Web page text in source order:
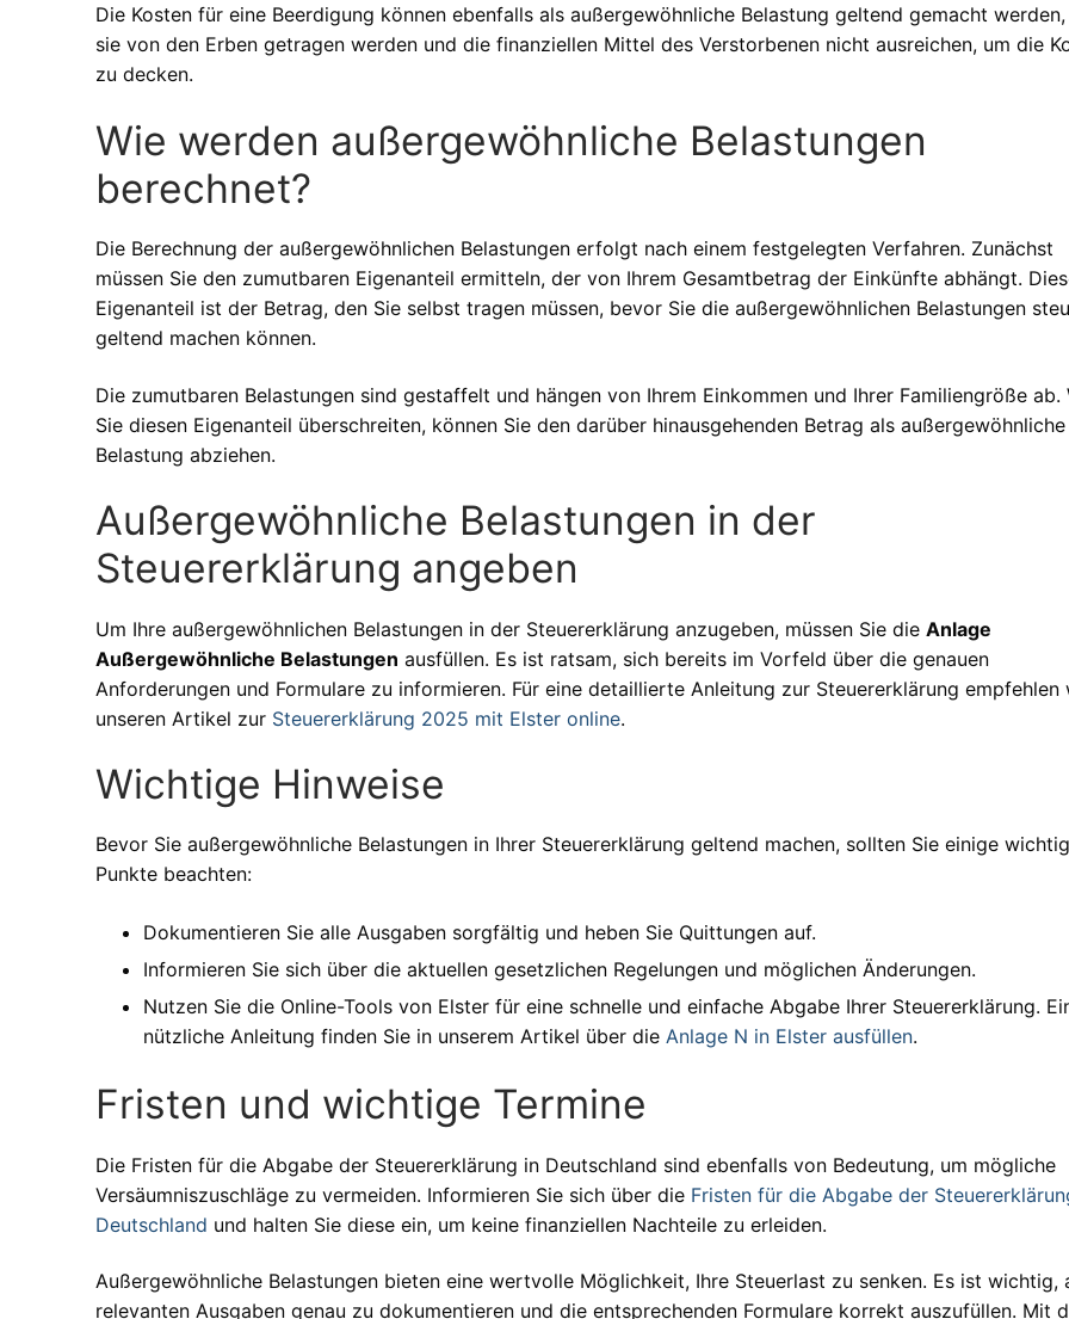
Die Kosten für eine Beerdigung können ebenfalls als außergewöhnliche Belastung geltend gemacht
sie von den Erben getragen werden und die finanziellen Mittel des Verstorbenen nicht ausreichen, um die
zu decken.
Wie werden außergewöhnliche Belastungen
berechnet?
Die Berechnung der außergewöhnlichen Belastungen erfolgt nach einem festgelegten Verfahren. Zunächst
müssen Sie den zumutbaren Eigenanteil ermitteln, der von Ihrem Gesamtbetrag der Einkünfte abhängt.
Eigenanteil ist der Betrag, den Sie selbst tragen müssen, bevor Sie die außergewöhnlichen Belastungen
geltend machen können.
Die zumutbaren Belastungen sind gestaffelt und hängen von Ihrem Einkommen und Ihrer Familiengröße ab.
Sie diesen Eigenanteil überschreiten, können Sie den darüber hinausgehenden Betrag als außergewöhnliche
Belastung abziehen.
Außergewöhnliche Belastungen in der
Steuererklärung angeben
Um Ihre außergewöhnlichen Belastungen in der Steuererklärung anzugeben, müssen Sie die Anlage
Außergewöhnliche Belastungen ausfüllen. Es ist ratsam, sich bereits im Vorfeld über die genauen
Anforderungen und Formulare zu informieren. Für eine detaillierte Anleitung zur Steuererklärung empfehlen
unseren Artikel zur Steuererklärung 2025 mit Elster online.
Wichtige Hinweise
Bevor Sie außergewöhnliche Belastungen in Ihrer Steuererklärung geltend machen, sollten Sie einige
Punkte beachten:
Dokumentieren Sie alle Ausgaben sorgfältig und heben Sie Quittungen auf.
Informieren Sie sich über die aktuellen gesetzlichen Regelungen und möglichen Änderungen.
Nutzen Sie die Online-Tools von Elster für eine schnelle und einfache Abgabe Ihrer Steuererklärung.
nützliche Anleitung finden Sie in unserem Artikel über die Anlage N in Elster ausfüllen.
Fristen und wichtige Termine
Die Fristen für die Abgabe der Steuererklärung in Deutschland sind ebenfalls von Bedeutung, um mögliche
Versäumniszuschläge zu vermeiden. Informieren Sie sich über die Fristen für die Abgabe der
Deutschland und halten Sie diese ein, um keine finanziellen Nachteile zu erleiden.
Außergewöhnliche Belastungen bieten eine wertvolle Möglichkeit, Ihre Steuerlast zu senken. Es ist wichtig,
relevanten Ausgaben genau zu dokumentieren und die entsprechenden Formulare korrekt auszufüllen. Mit